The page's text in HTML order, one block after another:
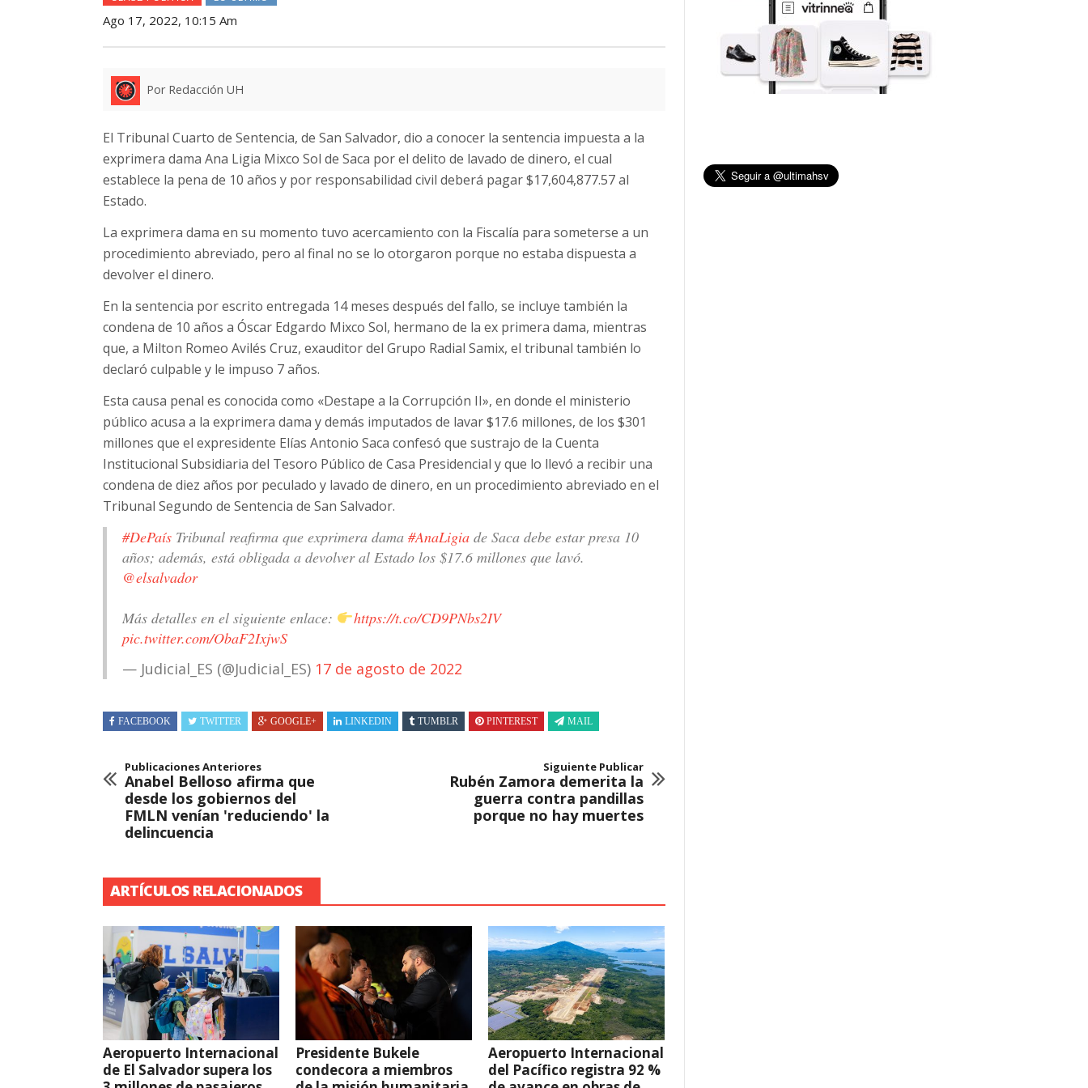
Ago 17, 2022, 10:15 Am
Por Redacción UH
El Tribunal Cuarto de Sentencia, de San Salvador, dio a conocer la sentencia impuesta a la
exprimera dama Ana Ligia Mixco Sol de Saca por el delito de lavado de dinero, el cual
establece la pena de 10 años y por responsabilidad civil deberá pagar $17,604,877.57 al
Estado.
La exprimera dama en su momento tuvo acercamiento con la Fiscalía para someterse a un
procedimiento abreviado, pero al final no se lo otorgaron porque no estaba dispuesta a
devolver el dinero.
En la sentencia por escrito entregada 14 meses después del fallo, se incluye también la
condena de 10 años a Óscar Edgardo Mixco Sol, hermano de la ex primera dama, mientras
que, a Milton Romeo Avilés Cruz, exauditor del Grupo Radial Samix, el tribunal también lo
declaró culpable y le impuso 7 años.
Esta causa penal es conocida como «Destape a la Corrupción II», en donde el ministerio
público acusa a la exprimera dama y demás imputados de lavar $17.6 millones, de los $301
millones que el expresidente Elías Antonio Saca confesó que sustrajo de la Cuenta
Institucional Subsidiaria del Tesoro Público de Casa Presidencial y que lo llevó a recibir una
condena de diez años por peculado y lavado de dinero, en un procedimiento abreviado en el
Tribunal Segundo de Sentencia de San Salvador.
#DePaís Tribunal reafirma que exprimera dama #AnaLigia de Saca debe estar presa 10
años; además, está obligada a devolver al Estado los $17.6 millones que lavó.
@elsalvador
Más detalles en el siguiente enlace:
https://t.co/CD9PNbs2IV
pic.twitter.com/ObaF2IxjwS
— Judicial_ES (@Judicial_ES) 17 de agosto de 2022
FACEBOOK TWITTER GOOGLE+ LINKEDIN TUMBLR PINTEREST MAIL
Publicaciones Anteriores
Anabel Belloso afirma que
desde los gobiernos del
FMLN venían 'reduciendo' la
delincuencia
Siguiente Publicar
Rubén Zamora demerita la
guerra contra pandillas
porque no hay muertes
ARTÍCULOS RELACIONADOS
Aeropuerto Internacional
de El Salvador supera los
Presidente Bukele
condecora a miembros
Aeropuerto Internacional
del Pacífico registra 92 %